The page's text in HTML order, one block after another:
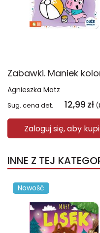
Agnieszka Matz
Sug. cena det. 12,99 zł
Zaloguj się, aby
INNE Z TEJ
Nowość